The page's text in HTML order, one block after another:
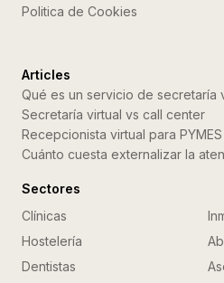
Politica de Cookies
Articles
Qué es un servicio de secretaría
Secretaría virtual vs call center
Recepcionista virtual para PYMES
Cuánto cuesta externalizar la
Sectores
Clínicas
Hostelería
Dentistas